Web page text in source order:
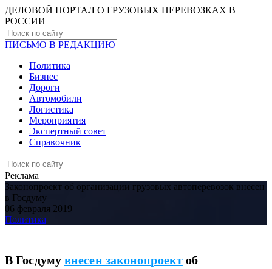
ДЕЛОВОЙ ПОРТАЛ О ГРУЗОВЫХ ПЕРЕВОЗКАХ В
РОCСИИ
ПИСЬМО В РЕДАКЦИЮ
Политика
Бизнес
Дороги
Автомобили
Логистика
Мероприятия
Экспертный совет
Справочник
Реклама
Законопроект об организации грузовых автоперевозок внесен
в Госдуму
06 февраля 2019
Политика
В Госдуму внесен законопроектоб